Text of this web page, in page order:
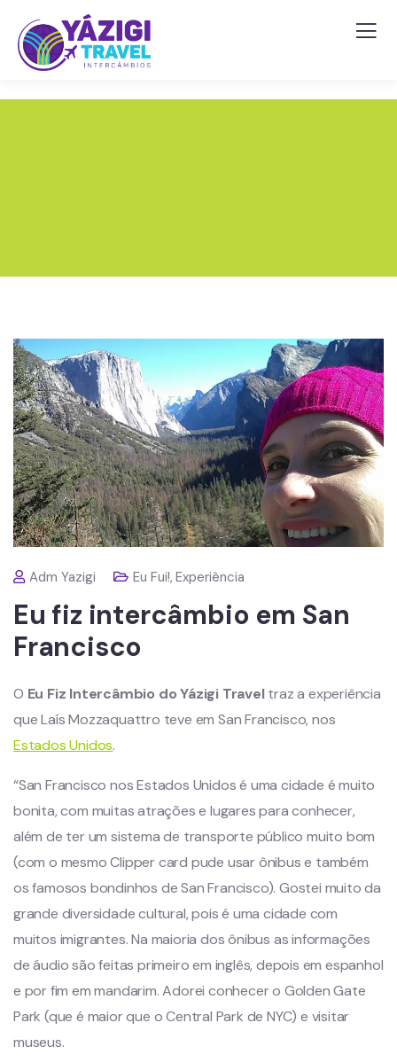
Adm Yazigi Eu Fui!,Experiência
Eu fiz intercâmbio em San
Francisco
O Eu Fiz Intercâmbio do Yázigi Traveltraz a experiência
que Laís Mozzaquattro teve em San Francisco, nos
Estados Unidos.
“San Francisco nos Estados Unidos é uma cidade é muito
bonita, com muitas atrações e lugares para conhecer,
além de ter um sistema de transporte público muito bom
(com o mesmo Clipper card pude usar ônibus e também
os famosos bondinhos de San Francisco). Gostei muito da
grande diversidade cultural, pois é uma cidade com
muitos imigrantes. Na maioria dos ônibus as informações
de áudio são feitas primeiro em inglês, depois em espanhol
e por fim em mandarim. Adorei conhecer o Golden Gate
Park (que é maior que o Central Park de NYC) e visitar
museus.